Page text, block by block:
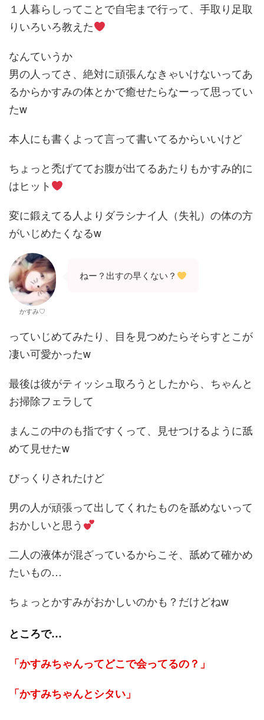
１人暮らしってことで自宅まで行って、手取り足取
りいろいろ教えた
なんていうか
男の人ってさ、絶対に頑張んなきゃいけないってあ
るからかすみの体とかで癒せたらなーって思ってい
たw
本人にも書くよって言って書いてるからいいけど
ちょっと禿げててお腹が出てるあたりもかすみ的に
はヒット
変に鍛えてる人よりダラシナイ人（失礼）の体の方
がいじめたくなるw
かすみ♡
ねー？出すの早くない？
っていじめてみたり、目を見つめたらそらすとこが
凄い可愛かったw
最後は彼がティッシュ取ろうとしたから、ちゃんと
お掃除フェラして
まんこの中のも指ですくって、見せつけるように舐
めて見せたw
びっくりされたけど
男の人が頑張って出してくれたものを舐めないって
おかしいと思う
二人の液体が混ざっているからこそ、舐めて確かめ
たいもの…
ちょっとかすみがおかしいのかも？だけどねw
ところで…
「かすみちゃんってどこで会ってるの？」
「かすみちゃんとシタい」